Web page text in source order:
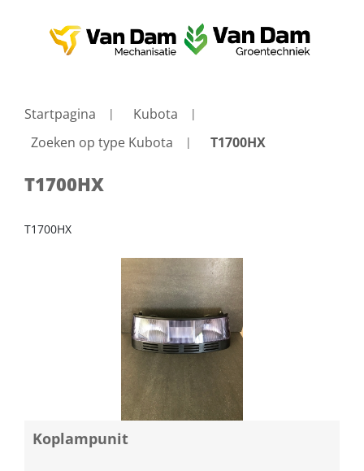
Startpagina
Kubota
Zoeken op type Kubota
T1700HX
T1700HX
T1700HX
Koplampunit